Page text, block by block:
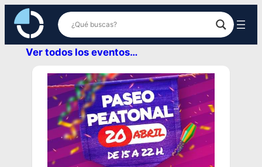
Ver todos los eventos…